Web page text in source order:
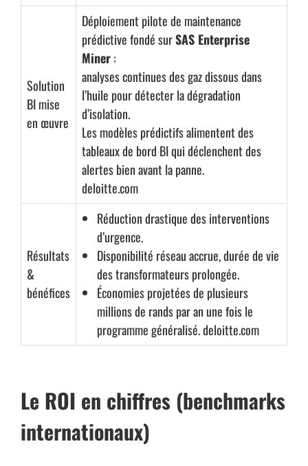
Solution
BI mise
en œuvre
Déploiement pilote de maintenance
prédictive fondé surSAS Enterprise
Miner:
analyses continues des gaz dissous dans
l’huile pour détecter la dégradation
d’isolation.
Les modèles prédictifs alimentent des
tableaux de bord BI qui déclenchent des
alertes bien avant la panne.
deloitte.com
Résultats
&
bénéfices
Réduction drastique des interventions
d’urgence.
Disponibilité réseau accrue, durée de vie
des transformateurs prolongée.
Économies projetées de plusieurs
millions de rands par an une fois le
programme généralisé.deloitte.com
Le ROI en chiffres (benchmarks
internationaux)